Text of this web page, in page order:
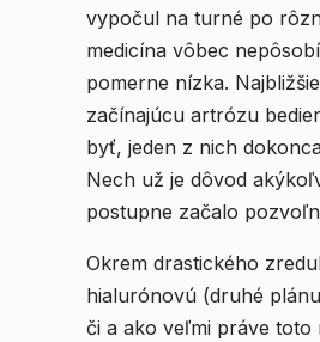
vypočul na turné po
medicína vôbec
pomerne nízka.
začínajúcu artrózu
byť, jeden z nich
Nech už je dôvod
postupne začalo
Okrem drastického
hialurónovú (druhé
či a ako veľmi práve